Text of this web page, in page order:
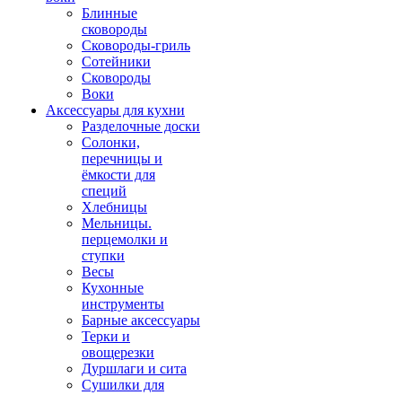
Блинные
сковороды
Сковороды-гриль
Сотейники
Сковороды
Воки
Аксессуары для кухни
Разделочные доски
Солонки,
перечницы и
ёмкости для
специй
Хлебницы
Мельницы.
перцемолки и
ступки
Весы
Кухонные
инструменты
Барные аксессуары
Терки и
овощерезки
Дуршлаги и сита
Сушилки для